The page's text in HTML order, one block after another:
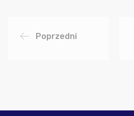
Poprzedni